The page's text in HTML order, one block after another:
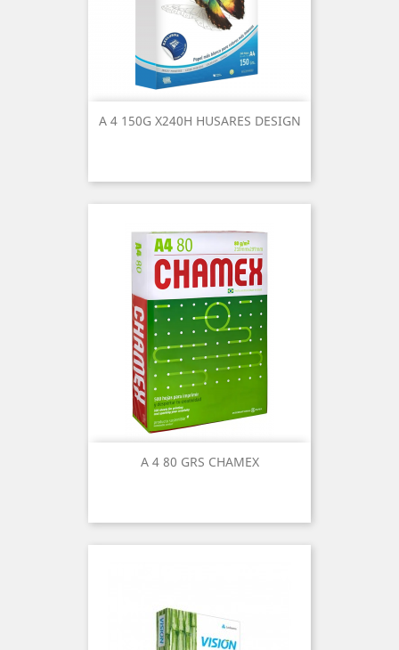
A 4 150G X240H HUSARES DESIGN
A 4 80 GRS CHAMEX